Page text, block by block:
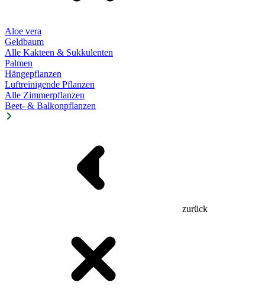
Aloe vera
Geldbaum
Alle Kakteen & Sukkulenten
Palmen
Hängepflanzen
Luftreinigende Pflanzen
Alle Zimmerpflanzen
Beet- & Balkonpflanzen
zurück